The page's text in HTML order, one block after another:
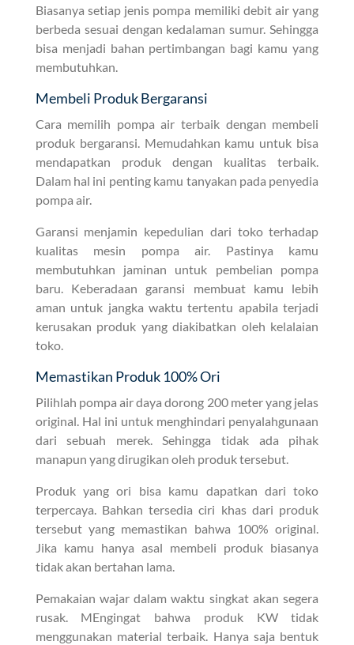
Biasanya setiap jenis pompa memiliki debit air yang
berbeda sesuai dengan kedalaman sumur. Sehingga
bisa menjadi bahan pertimbangan bagi kamu yang
membutuhkan.
Membeli Produk Bergaransi
Cara memilih pompa air terbaik dengan membeli
produk bergaransi. Memudahkan kamu untuk bisa
mendapatkan produk dengan kualitas terbaik.
Dalam hal ini penting kamu tanyakan pada penyedia
pompa air.
Garansi menjamin kepedulian dari toko terhadap
kualitas mesin pompa air. Pastinya kamu
membutuhkan jaminan untuk pembelian pompa
baru. Keberadaan garansi membuat kamu lebih
aman untuk jangka waktu tertentu apabila terjadi
kerusakan produk yang diakibatkan oleh kelalaian
toko.
Memastikan Produk 100% Ori
Pilihlah pompa air daya dorong 200 meter yang jelas
original. Hal ini untuk menghindari penyalahgunaan
dari sebuah merek. Sehingga tidak ada pihak
manapun yang dirugikan oleh produk tersebut.
Produk yang ori bisa kamu dapatkan dari toko
terpercaya. Bahkan tersedia ciri khas dari produk
tersebut yang memastikan bahwa 100% original.
Jika kamu hanya asal membeli produk biasanya
tidak akan bertahan lama.
Pemakaian wajar dalam waktu singkat akan segera
rusak. MEngingat bahwa produk KW tidak
menggunakan material terbaik. Hanya saja bentuk